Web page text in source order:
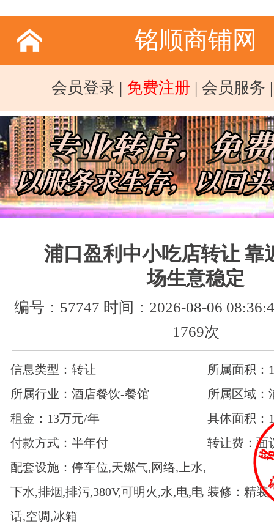
铭顺商铺网
会员登录 | 免费注册 | 会员服务
浦口盈利中小吃店转让 靠
场生意稳定
编号：57747 时间：2026-08-06
1769次
信息类型：转让
所属面积：
所属行业：酒店餐饮-餐馆
所属区域：
租金：13万元/年
具体面积：
付款方式：半年付
转让费：面
配套设施：停车位,天燃气,网络,上水,
下水,排烟,排污,380V,可明火,水,电,电
话,空调,冰箱
装修：精装